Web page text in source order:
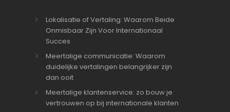
Lokalisatie of Vertaling: Waarom Beide
Onmisbaar Zijn Voor Internationaal
Succes
Meertalige communicatie: Waarom
duidelijke vertalingen belangrijker zijn
dan ooit
Meertalige klantenservice: zo bouw je
vertrouwen op bij internationale klanten